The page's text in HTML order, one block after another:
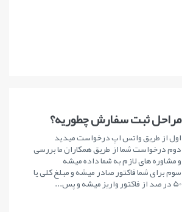
مراحل ثبت سفارش چطوریه؟
اول از طریق واتس اپ درخواست میدید
دوم درخواست شما از طریق همکاران ما بررسی
و مشاوره های لازم به شما داده میشه
سوم برای شما فاکتور صادر میشه و مبلغ کلی یا
50 در صد از فاکتور واریز میشه و پس...